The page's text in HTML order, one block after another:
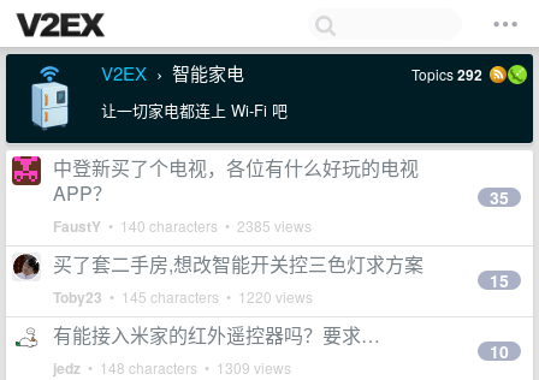
V2EX › 智能家电 Topics292
让一切家电都连上 Wi-Fi 吧
中登新买了个电视，各位有什么好玩的电视
APP？
FaustY • 140 characters • 2385 views
35
买了套二手房,想改智能开关控三色灯求方案
Toby23 • 145 characters • 1220 views
15
有能接入米家的红外遥控器吗？要求…
jedz • 148 characters • 1309 views
10